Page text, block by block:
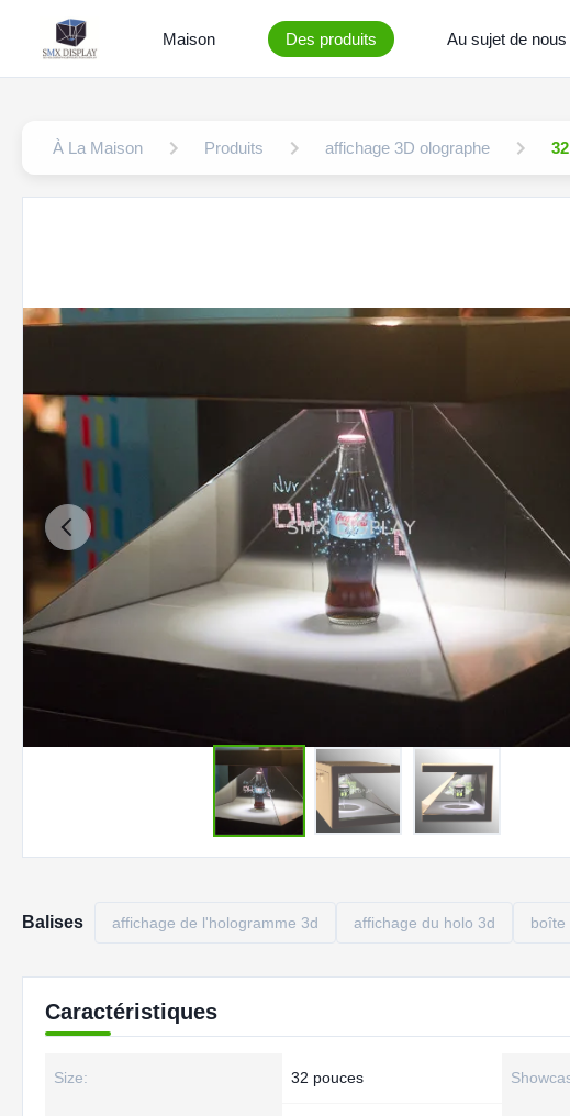
Maison Des produits Au sujet de nous
À La Maison Produits affichage 3D olographe
Balises affichage de l'hologramme 3d affichage du holo 3d boîte
Caractéristiques
Size: 32 pouces